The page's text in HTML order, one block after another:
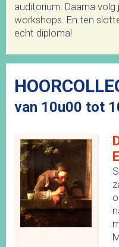
auditorium. Daarna
workshops. En ten
echt diploma!
van 10u00 tot